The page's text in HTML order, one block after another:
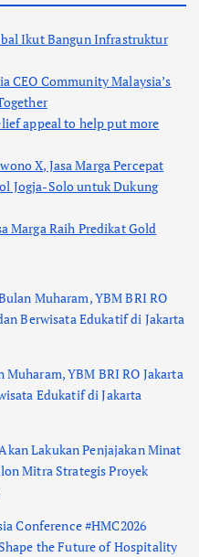
Ikut Bangun Infrastruktur
CEO Community Malaysia’s
appeal to help put more
X, Jasa Marga Percepat
Jogja-Solo untuk Dukung
Marga Raih Predikat Gold
Muharam, YBM BRI RO
Berwisata Edukatif di Jakarta
Muharam, YBM BRI RO Jakarta
Edukatif di Jakarta
Lakukan Penjajakan Minat
Mitra Strategis Proyek
Conference #HMC2026
the Future of Hospitality